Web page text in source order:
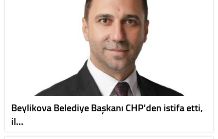
Beylikova Belediye Başkanı CHP'den istifa etti,
il…